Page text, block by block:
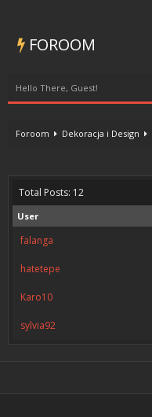
FOROOM
Hello There, Guest!
Foroom Dekoracja i Design
Total Posts: 12
User
falanga
hatetepe
Karo10
sylvia92